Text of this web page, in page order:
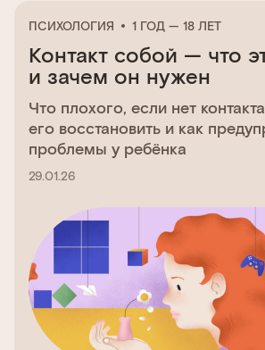
ПСИХОЛОГИЯ 1 ГОД — 18 ЛЕТ
Контакт собой — что
и зачем он нужен
Что плохого, если нет
его восстановить и как
проблемы у ребёнка
29.01.26